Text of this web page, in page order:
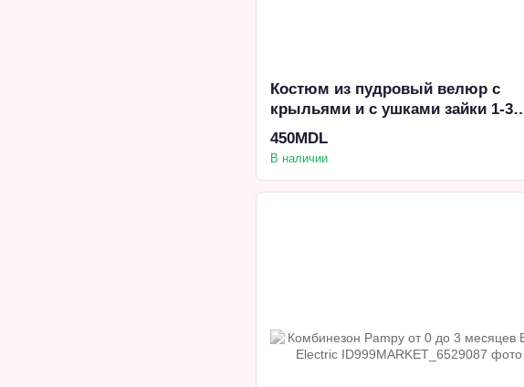
Костюм из пудровый велюр с
крыльями и с ушками зайки 1-3
месяца
450MDL
В наличии